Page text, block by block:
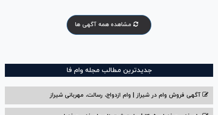
مشاهده همه آگهی ها
جدیدترین مطالب مجله وام فا
آگهی فروش وام در شیراز | وام ازدواج، رسالت، مهربانی شیراز